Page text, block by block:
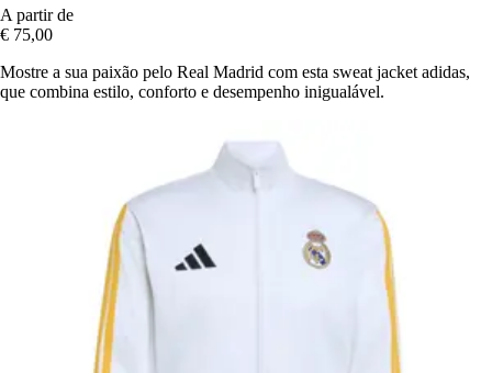
A partir de
€ 75,00
Mostre a sua paixão pelo Real Madrid com esta sweat jacket adidas,
que combina estilo, conforto e desempenho inigualável.